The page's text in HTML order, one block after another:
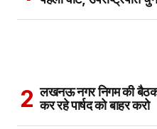
लखनऊ नगर निगम की बैठक
कर रहे पार्षद को बाहर करो